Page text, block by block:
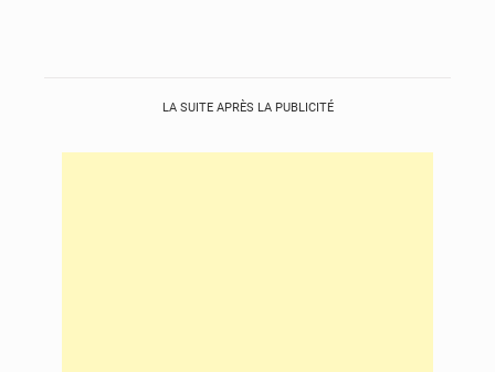
LA SUITE APRÈS LA PUBLICITÉ